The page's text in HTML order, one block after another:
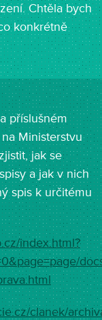
Chtěla bych
konkrétně
příslušném
Ministerstvu
jak se
a jak v nich
spis k určitému
index.html?
clanek/